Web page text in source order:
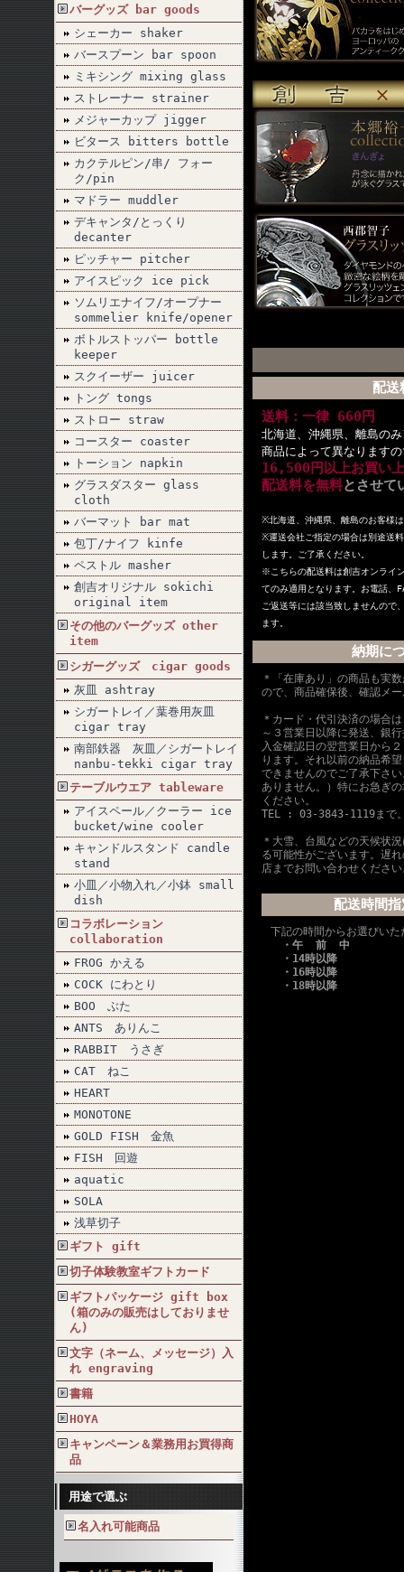
バーグッズ bar goods
シェーカー shaker
バースプーン bar spoon
ミキシング mixing glass
ストレーナー strainer
メジャーカップ jigger
ビタース bitters bottle
カクテルピン/串/ フォー
ク/pin
マドラー muddler
デキャンタ/とっくり
decanter
ピッチャー pitcher
アイスピック ice pick
ソムリエナイフ/オープナー
sommelier knife/opener
ボトルストッパー bottle
keeper
スクイーザー juicer
トング tongs
ストロー straw
コースター coaster
トーション napkin
グラスダスター glass
cloth
バーマット bar mat
包丁/ナイフ kinfe
ペストル masher
創吉オリジナル sokichi
original item
その他のバーグッズ other
item
シガーグッズ cigar goods
灰皿 ashtray
シガートレイ／葉巻用灰皿
cigar tray
南部鉄器 灰皿／シガートレイ
nanbu-tekki cigar tray
テーブルウエア tableware
アイスペール／クーラー ice
bucket/wine cooler
キャンドルスタンド candle
stand
小皿／小物入れ／小鉢 small
dish
コラボレーション
collaboration
FROG かえる
COCK にわとり
BOO ぶた
ANTS ありんこ
RABBIT うさぎ
CAT ねこ
HEART
MONOTONE
GOLD FISH 金魚
FISH 回遊
aquatic
SOLA
浅草切子
ギフト gift
切子体験教室ギフトカード
ギフトパッケージ gift box
(箱のみの販売はしておりませ
ん)
文字（ネーム、メッセージ）入
れ engraving
書籍
HOYA
キャンペーン＆業務用お買得商
品
用途で選ぶ
名入れ可能商品
配送
送料：一律 660円
北海道、沖縄県、離島の
商品によって異なります
16,500円以上お買い
配送料を無料とさせて
※北海道、沖縄県、離島のお客様
※運送会社ご指定の場合は別途送
します。ご了承ください。
※こちらの配送料は創吉オンライ
てのみ適用となります。お電話、
ご返送等には該当致しませんので
ます。
納期に
＊「在庫あり」の商品も実
ので、商品確保後、確認メ
＊カード・代引決済の場合
～３営業日以降に発送、銀
入金確認日の翌営業日から
ります。それ以前の納品希
できませんのでご了承下さ
ありません。）特にお急ぎ
ください。
TEL : 03-3843-1119まで
＊大雪、台風などの天候状
る可能性がございます。遅
店までお問い合わせくださ
配送時間
下記の時間からお選びいた
・午 前 中
・14時以降
・16時以降
・18時以降